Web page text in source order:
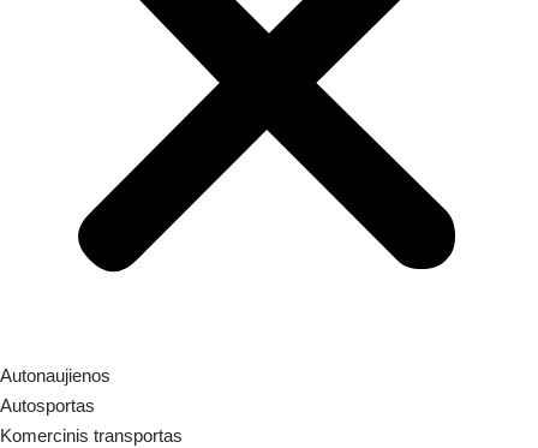
Autonaujienos
Autosportas
Komercinis transportas